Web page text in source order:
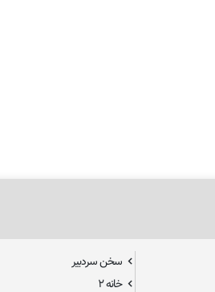
سخن سردبیر
خانه ۲